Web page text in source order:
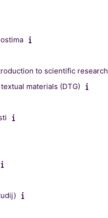
to scientific research
materials (DTG)